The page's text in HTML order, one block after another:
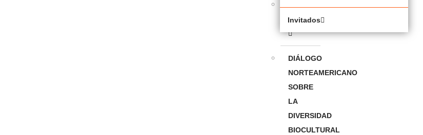
CONFERENCE
DIÁLOGO
NORTEAMERICANO
SOBRE
LA
DIVERSIDAD
BIOCULTURAL
Invitados